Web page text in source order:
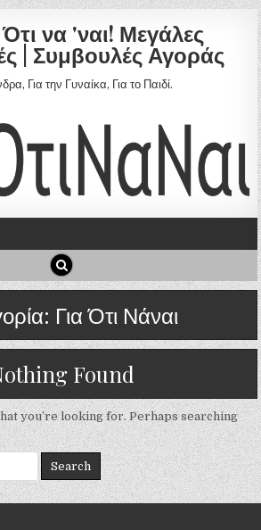
να 'ναι! Μεγάλες
| Συμβουλές Αγοράς
Για την Γυναίκα, Για το Παιδί.
Για Ότι Νάναι
Found
you’re looking for. Perhaps searching